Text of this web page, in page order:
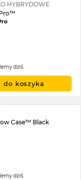
HYBRYDOWE
dziś
do koszyka
Case™ Black
dziś